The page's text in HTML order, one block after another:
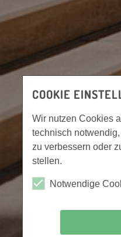
COOKIE
Wir nutzen Cookies
technisch
zu verbessern oder
stellen.
Notwendige